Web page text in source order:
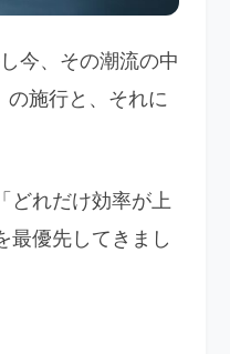
今、その潮流の中
の施行と、それに
どれだけ効率が上
最優先してきまし